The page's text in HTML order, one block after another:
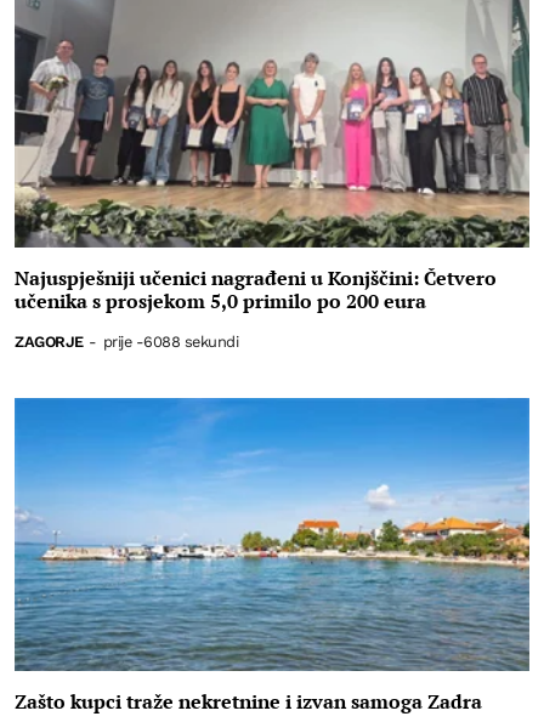
Najuspješniji učenici nagrađeni u Konjščini: Četvero
učenika s prosjekom 5,0 primilo po 200 eura
ZAGORJE - prije -6088 sekundi
Zašto kupci traže nekretnine i izvan samoga Zadra